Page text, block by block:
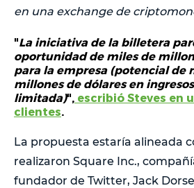
en una exchange de
"La iniciativa de la billetera
oportunidad de miles de
para la empresa (potencial de
millones de dólares en
limitada)", escribió Steves en
clientes.
La propuesta estaría alineada
realizaron Square Inc.,
fundador de Twitter, Jack